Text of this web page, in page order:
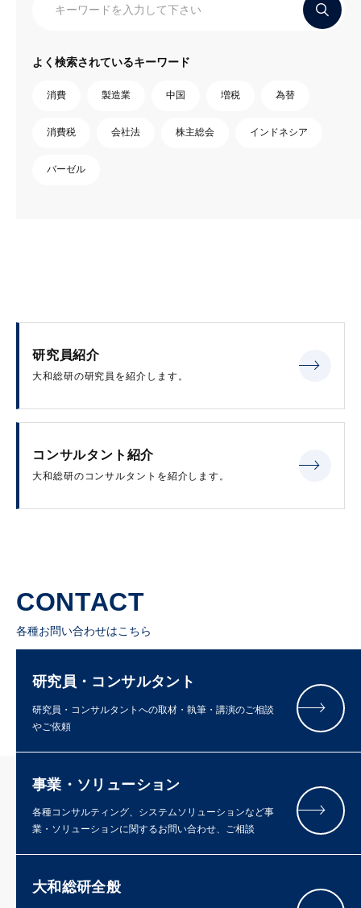
よく検索されているキーワード
消費 製造業 中国 増税 為替
消費税 会社法 株主総会 インドネシア
バーゼル
研究員紹介
大和総研の研究員を紹介します。
コンサルタント紹介
大和総研のコンサルタントを紹介します。
CONTACT
各種お問い合わせはこちら
研究員・コンサルタント
研究員・コンサルタントへの取材・執筆・講演のご相談
やご依頼
事業・ソリューション
各種コンサルティング、システムソリューションなど事
業・ソリューションに関するお問い合わせ、ご相談
大和総研全般